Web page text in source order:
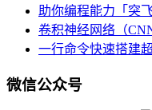
助你编程能力「突
卷积神经网络（
一行命令快速搭建
微信公众号